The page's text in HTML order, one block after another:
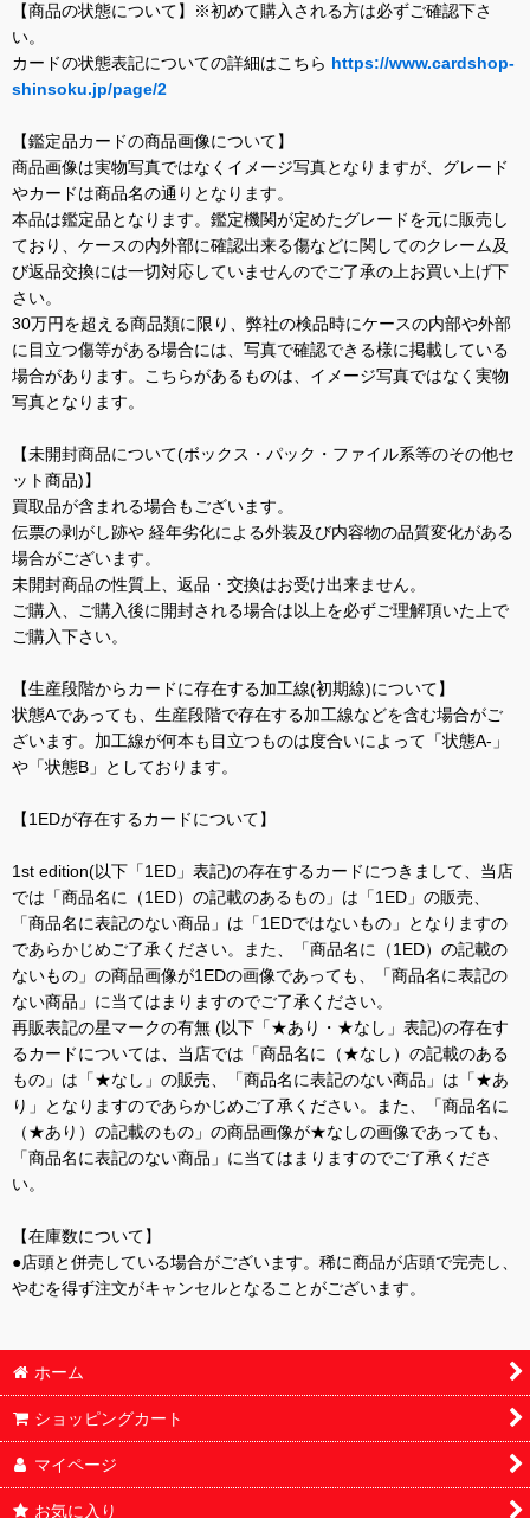
【商品の状態について】※初めて購入される方は必ずご確認下さ
い。
カードの状態表記についての詳細はこちら https://www.cardshop-
shinsoku.jp/page/2
【鑑定品カードの商品画像について】
商品画像は実物写真ではなくイメージ写真となりますが、グレード
やカードは商品名の通りとなります。
本品は鑑定品となります。鑑定機関が定めたグレードを元に販売し
ており、ケースの内外部に確認出来る傷などに関してのクレーム及
び返品交換には一切対応していませんのでご了承の上お買い上げ下
さい。
30万円を超える商品類に限り、弊社の検品時にケースの内部や外部
に目立つ傷等がある場合には、写真で確認できる様に掲載している
場合があります。こちらがあるものは、イメージ写真ではなく実物
写真となります。
【未開封商品について(ボックス・パック・ファイル系等のその他セ
ット商品)】
買取品が含まれる場合もございます。
伝票の剥がし跡や 経年劣化による外装及び内容物の品質変化がある
場合がございます。
未開封商品の性質上、返品・交換はお受け出来ません。
ご購入、ご購入後に開封される場合は以上を必ずご理解頂いた上で
ご購入下さい。
【生産段階からカードに存在する加工線(初期線)について】
状態Aであっても、生産段階で存在する加工線などを含む場合がご
ざいます。加工線が何本も目立つものは度合いによって「状態A-」
や「状態B」としております。
【1EDが存在するカードについて】
1st edition(以下「1ED」表記)の存在するカードにつきまして、当店
では「商品名に（1ED）の記載のあるもの」は「1ED」の販売、
「商品名に表記のない商品」は「1EDではないもの」となりますの
であらかじめご了承ください。また、「商品名に（1ED）の記載の
ないもの」の商品画像が1EDの画像であっても、「商品名に表記の
ない商品」に当てはまりますのでご了承ください。
再販表記の星マークの有無 (以下「★あり・★なし」表記)の存在す
るカードについては、当店では「商品名に（★なし）の記載のある
もの」は「★なし」の販売、「商品名に表記のない商品」は「★あ
り」となりますのであらかじめご了承ください。また、「商品名に
（★あり）の記載のもの」の商品画像が★なしの画像であっても、
「商品名に表記のない商品」に当てはまりますのでご了承くださ
い。
【在庫数について】
●店頭と併売している場合がございます。稀に商品が店頭で完売し、
やむを得ず注文がキャンセルとなることがございます。
ホーム
ショッピングカート
マイページ
お気に入り